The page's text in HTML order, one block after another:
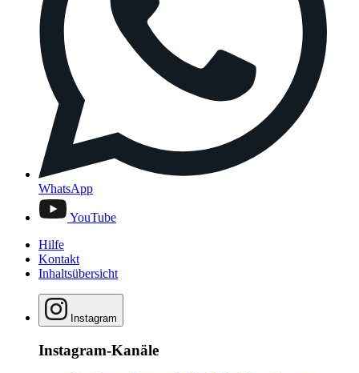
WhatsApp
YouTube
Hilfe
Kontakt
Inhaltsübersicht
Instagram
Instagram-Kanäle